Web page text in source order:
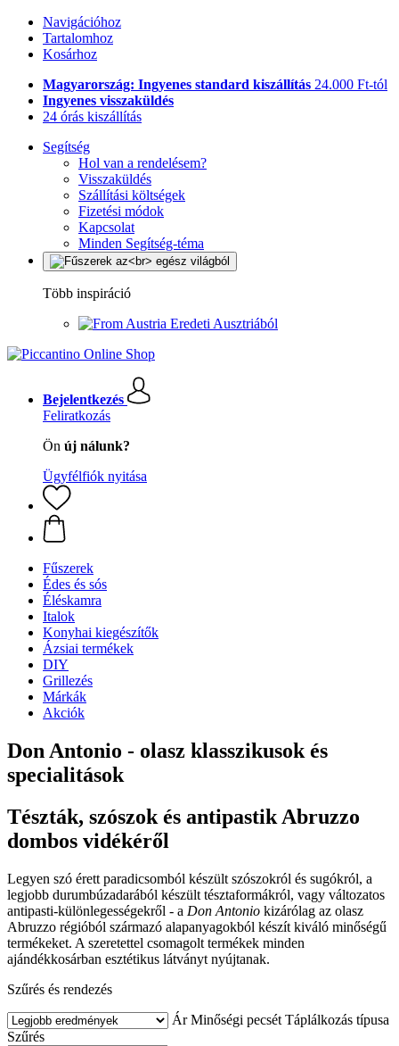
Navigációhoz
Tartalomhoz
Kosárhoz
Magyarország: Ingyenes standard kiszállítás 24.000 Ft-tól
Ingyenes visszaküldés
24 órás kiszállítás
Segítség
Hol van a rendelésem?
Visszaküldés
Szállítási költségek
Fizetési módok
Kapcsolat
Minden Segítség-téma
Több inspiráció
Eredeti Ausztriából
Bejelentkezés
Feliratkozás
Ön új nálunk?
Ügyfélfiók nyitása
Fűszerek
Édes és sós
Éléskamra
Italok
Konyhai kiegészítők
Ázsiai termékek
DIY
Grillezés
Márkák
Akciók
Don Antonio - olasz klasszikusok és
specialitások
Tészták, szószok és antipastik Abruzzo
dombos vidékéről
Legyen szó érett paradicsomból készült szószokról és sugókról, a
legjobb durumbúzadarából készült tésztaformákról, vagy változatos
antipasti-különlegességekről - a Don Antonio kizárólag az olasz
Abruzzo régióból származó alapanyagokból készít kiváló minőségű
termékeket. A szeretettel csomagolt termékek minden
ajándékkosárban esztétikus látványt nyújtanak.
Szűrés és rendezés
Ár Minőségi pecsét Táplálkozás típusa
Szűrés